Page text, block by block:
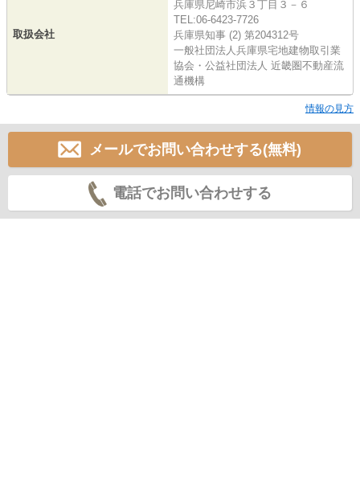
取扱会社
兵庫県尼崎市浜３丁目３－６
TEL:06-6423-7726
兵庫県知事 (2) 第204312号
一般社団法人兵庫県宅地建物取引業
協会・公益社団法人 近畿圏不動産流
通機構
情報の見方
メールでお問い合わせする(無料)
電話でお問い合わせする